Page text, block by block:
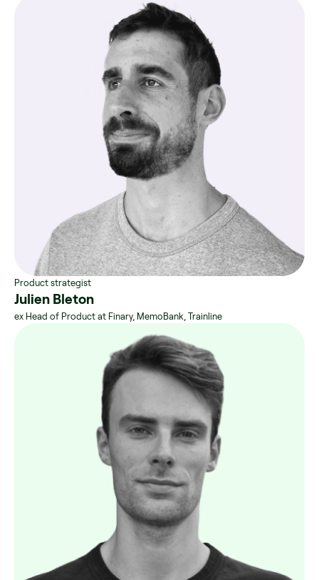
Product strategist
Julien Bleton
ex Head of Product at Finary, MemoBank, Trainline